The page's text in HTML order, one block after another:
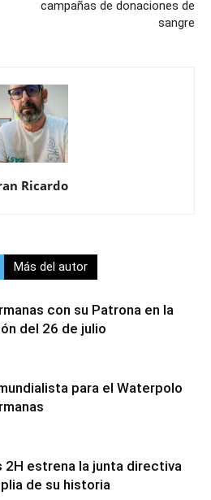
campañas de donaciones de
sangre
Ricardo
Más del autor
con su Patrona en la
del 26 de julio
para el Waterpolo
2H estrena la junta directiva
de su historia